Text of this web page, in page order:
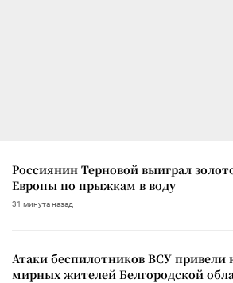
Россиянин Терновой выиграл
Европы по прыжкам в воду
31 минута назад
Атаки беспилотников ВСУ привели
мирных жителей Белгородской